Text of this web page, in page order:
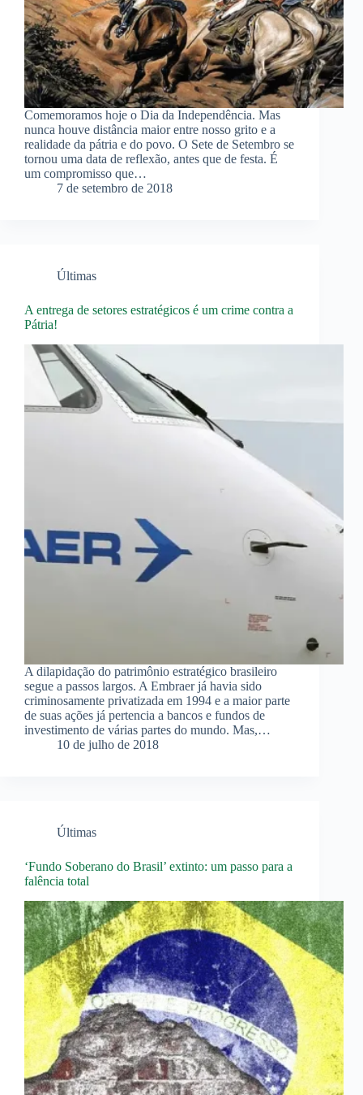
Comemoramos hoje o Dia da Independência. Mas
nunca houve distância maior entre nosso grito e a
realidade da pátria e do povo. O Sete de Setembro se
tornou uma data de reflexão, antes que de festa. É
um compromisso que…
7 de setembro de 2018
Últimas
A entrega de setores estratégicos é um crime contra a
Pátria!
A dilapidação do patrimônio estratégico brasileiro
segue a passos largos. A Embraer já havia sido
criminosamente privatizada em 1994 e a maior parte
de suas ações já pertencia a bancos e fundos de
investimento de várias partes do mundo. Mas,…
10 de julho de 2018
Últimas
‘Fundo Soberano do Brasil’ extinto: um passo para a
falência total